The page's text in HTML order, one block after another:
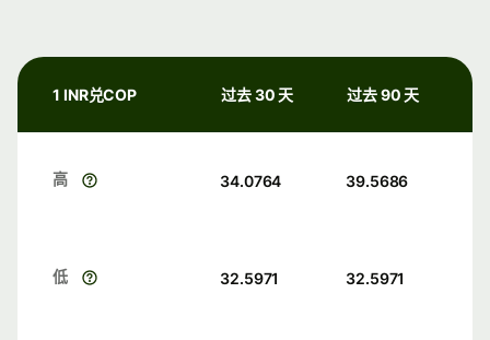
1 INR兑COP 过去 30 天 过去 90 天
高 34.0764 39.5686
低 32.5971 32.5971